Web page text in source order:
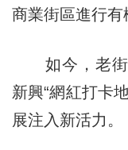
商業街區進行有
如今，老街
新興“網紅打卡
展注入新活力。